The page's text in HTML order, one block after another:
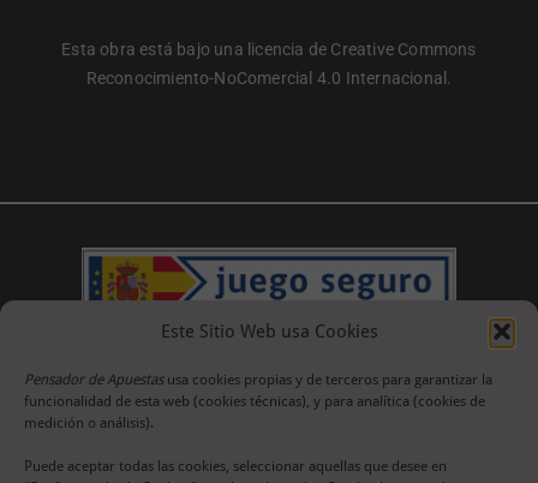
Este Sitio Web usa Cookies
Pensador de Apuestas usa cookies propias y de terceros para garantizar la
funcionalidad de esta web (cookies técnicas), y para analítica (cookies de
medición o análisis).
Puede aceptar todas las cookies, seleccionar aquellas que desee en
Esta obra está bajo una licencia de Creative Commons
Reconocimiento-NoComercial 4.0 Internacional.